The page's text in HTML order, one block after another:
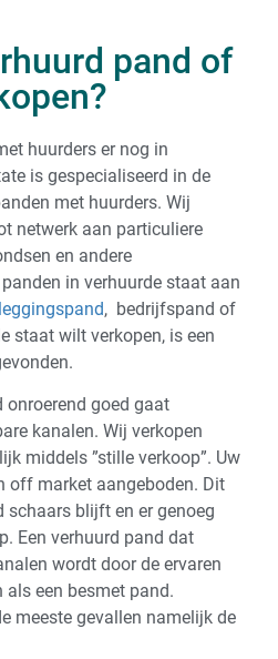
pand of
huurders er nog in
is gespecialiseerd in de
met huurders. Wij
netwerk aan particuliere
en andere
in verhuurde staat aan
, bedrijfspand of
staat wilt verkopen, is een
onroerend goed gaat
kanalen. Wij verkopen
middels ”stille verkoop”. Uw
off market aangeboden. Dit
schaars blijft en er genoeg
Een verhuurd pand dat
wordt door de ervaren
als een besmet pand.
meeste gevallen namelijk de